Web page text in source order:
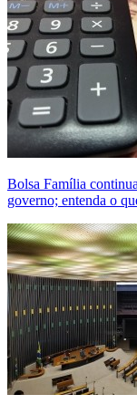
Bolsa Família
governo; entenda o